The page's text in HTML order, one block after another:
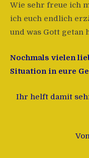
Wie sehr freue ich
ich euch endlich
und was Gott getan
Nochmals vielen
Situation in eure
Ihr helft damit